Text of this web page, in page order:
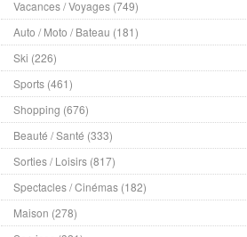
Oise - 60000 , (fr)
Orne - 61000 , (fr)
Pas de Calais
Puy de Dome
Pyrenees Atlantiques
Pyrenees Orientales - 66000 , (fr)
Bas Rhin - 67000 , (fr)
Haut Rhin - 68000 , (fr)
Rhone - 69000 , (fr)
Ardeche - 7000 , (fr)
Vacances / Voyages (749)
Auto / Moto / Bateau (181)
Ski (226)
Sports (461)
Shopping (676)
Beauté / Santé (333)
Sorties / Loisirs (817)
Spectacles / Cinémas (182)
Maison (278)